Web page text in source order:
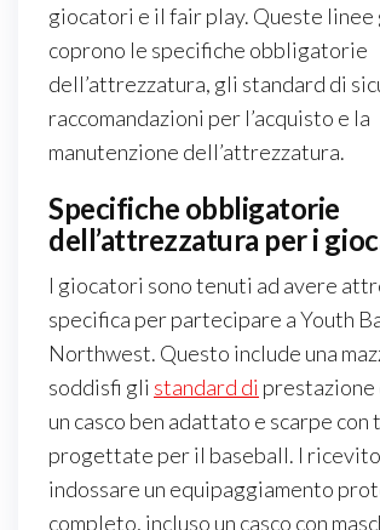
giocatori e il fair play. Queste linee
coprono le specifiche obbligatorie
dell’attrezzatura, gli standard di
raccomandazioni per l’acquisto e la
manutenzione dell’attrezzatura.
Specifiche obbligatorie
dell’attrezzatura per i
I giocatori sono tenuti ad avere
specifica per partecipare a Youth
Northwest. Questo include una
soddisfi gli standard di prestazione
un casco ben adattato e scarpe con
progettate per il baseball. I
indossare un equipaggiamento
completo, incluso un casco con